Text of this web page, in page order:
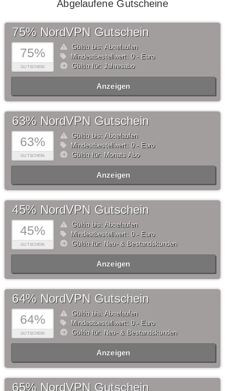
Abgelaufene Gutscheine
75%
GUTSCHEIN
75% NordVPN Gutschein
Gültig bis: Abgelaufen
Mindestbestellwert: 0,- Euro
Gültig für: Jahresabo
Anzeigen
63%
GUTSCHEIN
63% NordVPN Gutschein
Gültig bis: Abgelaufen
Mindestbestellwert: 0,- Euro
Gültig für: Monats Abo
Anzeigen
45%
GUTSCHEIN
45% NordVPN Gutschein
Gültig bis: Abgelaufen
Mindestbestellwert: 0,- Euro
Gültig für: Neu- & Bestandskunden
Anzeigen
64%
GUTSCHEIN
64% NordVPN Gutschein
Gültig bis: Abgelaufen
Mindestbestellwert: 0,- Euro
Gültig für: Neu- & Bestandskunden
Anzeigen
65% NordVPN Gutschein